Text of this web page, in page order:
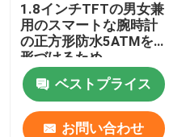
1.8インチTFTの男女兼
用のスマートな腕時計
の正方形防水5ATMを
形づけるため
ベストプライス
お問い合わせ